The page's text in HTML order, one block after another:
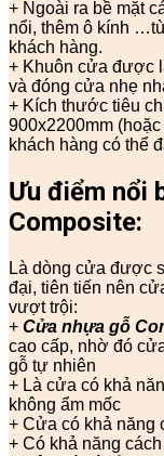
+ Ngoài ra bề mặt
nổi, thêm ô kính
khách hàng.
+ Khuôn cửa được
và đóng cửa nhẹ
+ Kích thước tiêu
900x2200mm
khách hàng có thể
Ưu điểm nổi
Composite:
Là dòng cửa được
đại, tiên tiến nên
vượt trội:
+ Cửa nhựa gỗ
cao cấp, nhờ đó
gỗ tự nhiên
+ Là cửa có khả
không ẩm mốc
+ Cửa có khả năng
+ Có khả năng